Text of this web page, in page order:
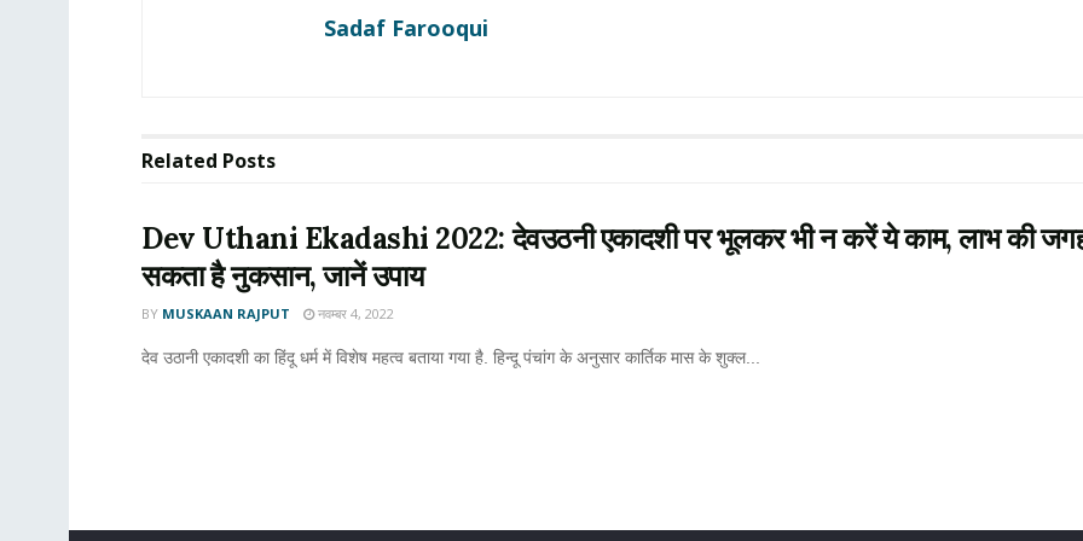
Sadaf Farooqui
Related Posts
Dev Uthani Ekadashi 2022: देवउठनी एकादशी पर भूलकर भी न करें ये काम, लाभ की
सकता है नुकसान, जानें उपाय
BY MUSKAAN RAJPUT नवम्बर 4, 2022
देव उठानी एकादशी का हिंदू धर्म में विशेष महत्व बताया गया है. हिन्दू पंचांग के अनुसार कार्तिक मास के शुक्ल...